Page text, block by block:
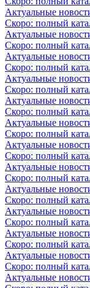
Актуальные
Скоро: полный
Актуальные
Скоро: полный
Актуальные
Скоро: полный
Актуальные
Скоро: полный
Актуальные
Скоро: полный
Актуальные
Скоро: полный
Актуальные
Скоро: полный
Актуальные
Скоро: полный
Актуальные
Скоро: полный
Актуальные
Скоро: полный
Актуальные
Скоро: полный
Актуальные
Скоро: полный
Актуальные